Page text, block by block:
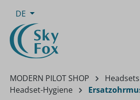
Zum Hauptinhalt springen
DE
MODERN PILOT SHOP
Headset-Hygiene